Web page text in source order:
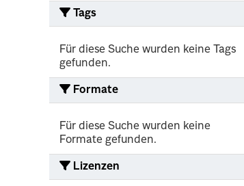
Tags
Für diese Suche wurden keine Tags
gefunden.
Formate
Für diese Suche wurden keine
Formate gefunden.
Lizenzen